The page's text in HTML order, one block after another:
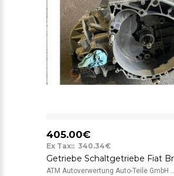
405.00€
Ex Tax:: 340.34€
ATM Autoverwertung Auto-Teile GmbH ..